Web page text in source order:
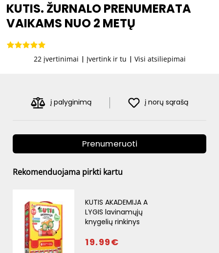
KUTIS. ŽURNALO PRENUMERATA
VAIKAMS NUO 2 METŲ
22 įvertinimai | Įvertink ir tu | Visi atsiliepimai
į palyginimą į norų sąrašą
Prenumeruoti
Rekomenduojama pirkti kartu
KUTIS AKADEMIJA A
LYGIS lavinamųjų
knygelių rinkinys
19.99€